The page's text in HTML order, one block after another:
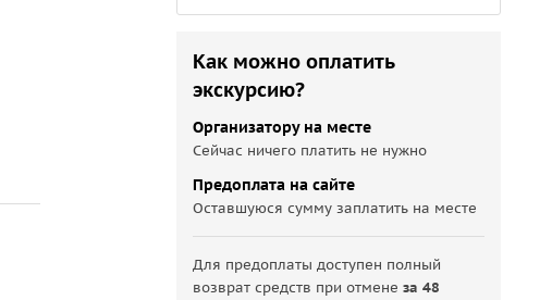
Как можно оплатить
экскурсию?
Организатору на месте
Сейчас ничего платить не нужно
Предоплата на сайте
Оставшуюся сумму заплатить на месте
Для предоплаты доступен полный
возврат средств при отменеза 48